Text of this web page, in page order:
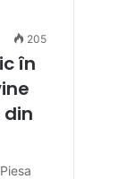
205
în